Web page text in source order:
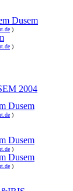
Dusem
)
)
2004
Dusem
)
Dusem
)
Dusem
)